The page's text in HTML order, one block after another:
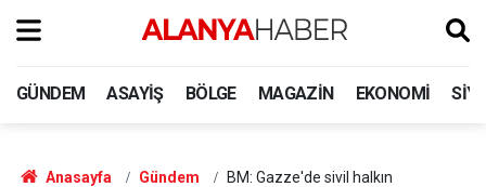
GÜNDEM ASAYIŞ BÖLGE MAGAZIN EKONOMI
Anasayfa Gündem
BM: Gazze'de sivil halkın